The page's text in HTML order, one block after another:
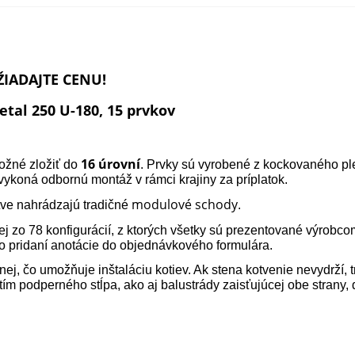
CENU!
250 U-180, 15 prvkov
zložiť do 16 úrovní. Prvky sú vyrobené z kockovaného
odbornú montáž v rámci krajiny za príplatok.
nahrádzajú tradičné modulové schody.
zo 78 konfigurácií, z ktorých všetky sú prezentované
anotácie do objednávkového formulára.
čo umožňuje inštaláciu kotiev. Ak stena kotvenie
podperného stĺpa, ako aj balustrády zaisťujúcej obe